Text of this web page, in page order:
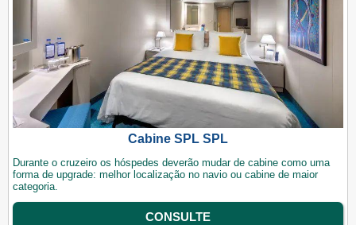
Cabine SPL SPL
Durante o cruzeiro os hóspedes deverão mudar de cabine como uma
forma de upgrade: melhor localização no navio ou cabine de maior
categoria.
CONSULTE